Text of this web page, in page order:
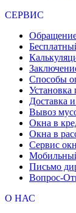
СЕРВИС
Способы
Установка
Доставка
Вывоз
Окна в
Окна в
Сервис
Письмо
Вопрос-
О НАС